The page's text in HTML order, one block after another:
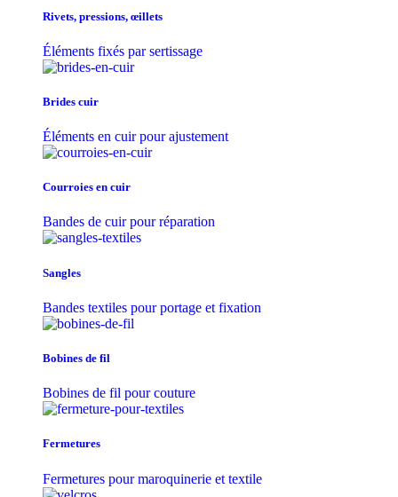
Rivets, pressions, œillets
Éléments fixés par sertissage
Brides cuir
Éléments en cuir pour ajustement
Courroies en cuir
Bandes de cuir pour réparation
Sangles
Bandes textiles pour portage et fixation
Bobines de fil
Bobines de fil pour couture
Fermetures
Fermetures pour maroquinerie et textile